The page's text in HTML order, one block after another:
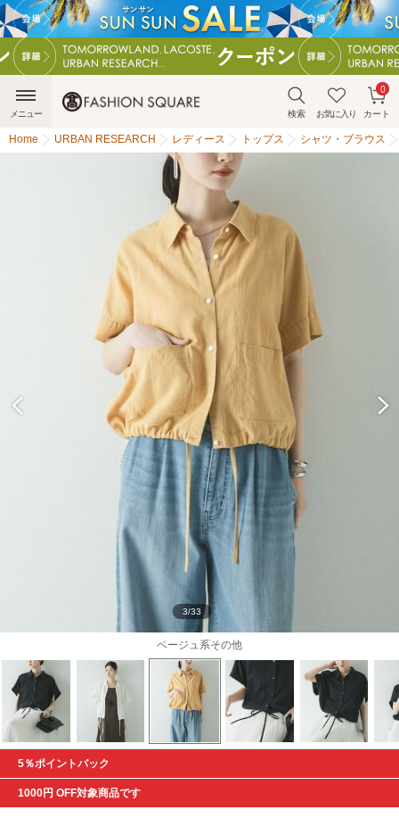
検索 お気に入り カート
0
メニュー
Home URBAN RESEARCH レディース トップス シャツ・ブラウス
ベージュ系その他
3/33
5％ポイントバック
1000円 OFF対象商品です